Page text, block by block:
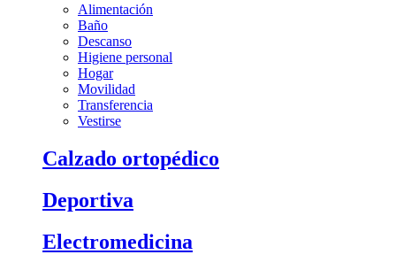
Alimentación
Baño
Descanso
Higiene personal
Hogar
Movilidad
Transferencia
Vestirse
Calzado ortopédico
Deportiva
Electromedicina